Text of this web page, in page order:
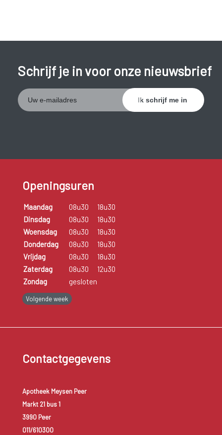
Schrijf je in voor onze nieuwsbrief
Openingsuren
Maandag 08u30
18u30
Dinsdag
08u30
18u30
Woensdag
08u30
18u30
Donderdag
08u30
18u30
Vrijdag
08u30
18u30
Zaterdag
08u30
12u30
Zondag
gesloten
Volgende week
Contactgegevens
Apotheek Meysen Peer
Markt 21 bus 1
3990 Peer
011/610300